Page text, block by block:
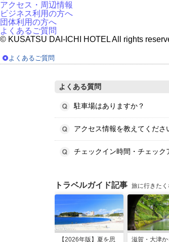
アクセス・周辺情報
ビジネス利用の方へ
団体利用の方へ
よくあるご質問
© KUSATSU DAI-ICHI HOTEL All rights
よくあるご質問
よくある質問
駐車場はありますか？
アクセス情報を教えてくださ
チェックイン時間・チェック
トラベルガイド記事 旅に行きた
【2026年版】夏を思 滋賀・大津